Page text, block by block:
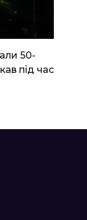
50-
під час